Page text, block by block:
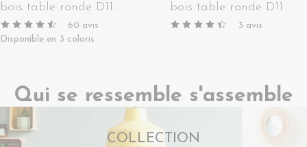
bois table ronde D115
pieds fuseau -
VICTORIA
60 avis
Disponible en 3 coloris
bois table ronde D115
chêne moyen 9082 -
3 avis
Qui se ressemble s'assemble
COLLECTION